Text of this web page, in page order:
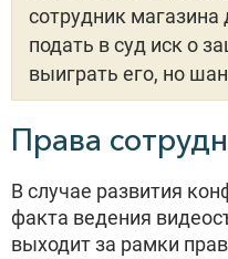
сотрудник
подать в суд иск о
выиграть его, но
Права
В случае развития
факта ведения
выходит за рамки